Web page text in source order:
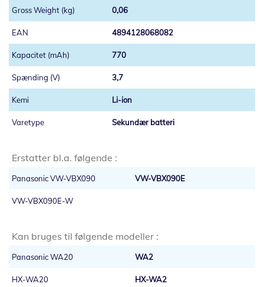
0,06
4894128068082
770
3,7
Li-ion
Sekundær batteri
Erstatter bl.a. følgende :
Panasonic VW-VBX090 VW-VBX090E
VW-VBX090E-W
Kan bruges til følgende modeller :
Panasonic WA20 WA2
HX-WA20 HX-WA2